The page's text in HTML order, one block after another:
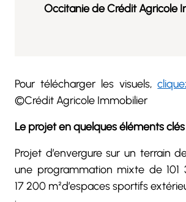
Occitanie de Crédit Agricole
Pour télécharger les visuels,
©Crédit Agricole Immobilier
Le projet en quelques éléments clés
Projet d’envergure sur un terrain
une programmation mixte de 101
17 200 m²d’espaces sportifs